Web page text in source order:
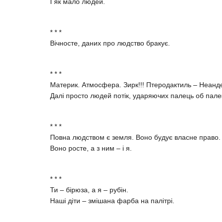
І як мало людей.
* * *
Вічносте, даних про людство бракує.
* * *
Материк. Атмосфера. Зирк!!! Птеродактиль –
Далі просто людей потік, ударяючих палець об
* * *
Повна людством є земля. Воно будує власне право.
Воно росте, а з ним – і я.
* * *
Ти – бірюза, а я – рубін.
Наші діти – змішана фарба на палітрі.